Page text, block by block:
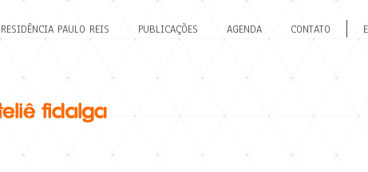
RESIDÊNCIA PAULO REIS PUBLICAÇÕES AGENDA CONTATO